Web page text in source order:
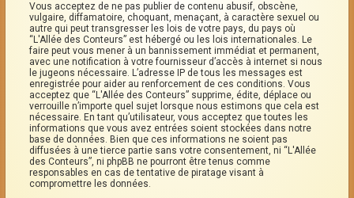
Vous acceptez de ne pas publier de contenu abusif, obscène,
vulgaire, diffamatoire, choquant, menaçant, à caractère sexuel ou
autre qui peut transgresser les lois de votre pays, du pays où
“L'Allée des Conteurs” est hébergé ou les lois internationales. Le
faire peut vous mener à un bannissement immédiat et permanent,
avec une notification à votre fournisseur d’accès à internet si nous
le jugeons nécessaire. L’adresse IP de tous les messages est
enregistrée pour aider au renforcement de ces conditions. Vous
acceptez que “L'Allée des Conteurs” supprime, édite, déplace ou
verrouille n’importe quel sujet lorsque nous estimons que cela est
nécessaire. En tant qu’utilisateur, vous acceptez que toutes les
informations que vous avez entrées soient stockées dans notre
base de données. Bien que ces informations ne soient pas
diffusées à une tierce partie sans votre consentement, ni “L'Allée
des Conteurs”, ni phpBB ne pourront être tenus comme
responsables en cas de tentative de piratage visant à
compromettre les données.